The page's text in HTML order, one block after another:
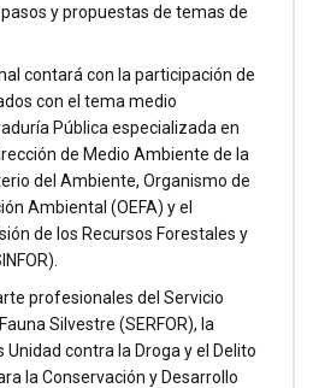
y propuestas de temas de
contará con la participación de
con el tema medio
Pública especializada en
de Medio Ambiente de la
del Ambiente, Organismo de
Ambiental (OEFA) y el
de los Recursos Forestales y
profesionales del Servicio
Silvestre (SERFOR), la
Unidad contra la Droga y el Delito
la Conservación y Desarrollo